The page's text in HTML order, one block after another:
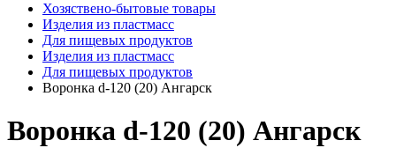
Хозяствено-бытовые товары
Изделия из пластмасс
Для пищевых продуктов
Изделия из пластмасс
Для пищевых продуктов
Воронка d-120 (20) Ангарск
Воронка d-120 (20) Ангарск